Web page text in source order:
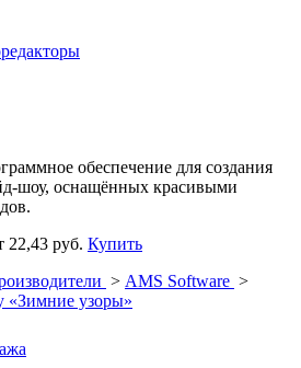
обеспечение для создания
шоу, оснащённых красивыми
22,43 руб. Купить
> AMS Software >
«Зимние узоры»